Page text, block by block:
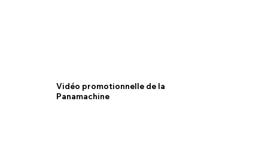
Vidéo promotionnelle de la
Panamachine